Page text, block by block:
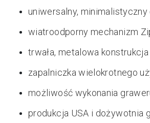
uniwersalny, minimalistyczny
wiatroodporny mechanizm
trwała, metalowa konstrukcja
zapalniczka wielokrotnego
możliwość wykonania
produkcja USA i dożywotnia